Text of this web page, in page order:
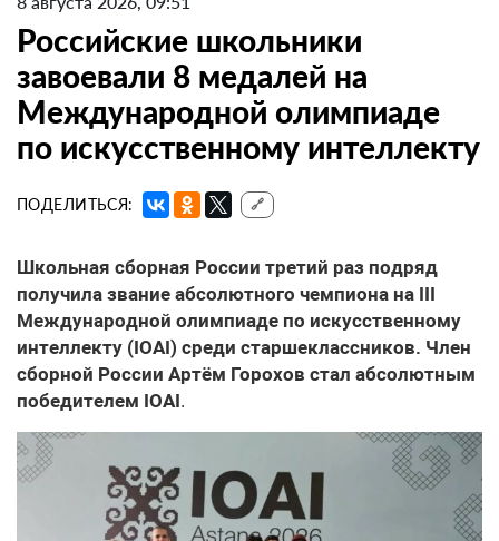
Российские школьники
завоевали 8 медалей на
Международной олимпиаде
по искусственному интеллекту
ПОДЕЛИТЬСЯ: 🔗
Школьная сборная России третий раз подряд
получила звание абсолютного чемпиона на III
Международной олимпиаде по искусственному
интеллекту (IOAI) среди старшеклассников. Член
сборной России Артём Горохов стал абсолютным
победителем IOAI.